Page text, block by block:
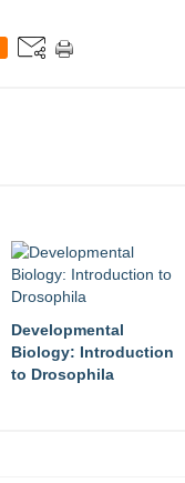
Developmental
Biology: Introduction
to Drosophila